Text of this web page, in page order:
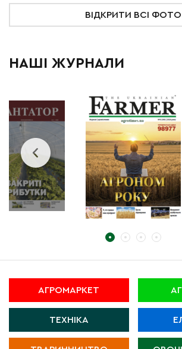
ВІДКРИТИ ВСІ ФОТО
НАШІ ЖУРНАЛИ
АГРОМАРКЕТ
ТЕХНІКА